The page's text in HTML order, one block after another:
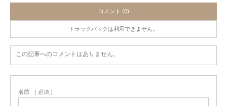
コメント (0)
トラックバックは利用できません。
この記事へのコメントはありません。
名前 ( 必須 )